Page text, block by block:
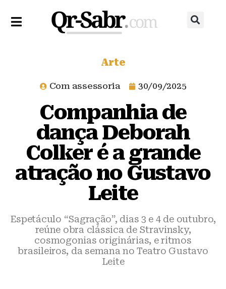
Arte
Com assessoria 30/09/2025
Companhia de
dança Deborah
Colker é a grande
atração no Gustavo
Leite
Espetáculo “Sagração”, dias 3 e 4 de outubro,
reúne obra clássica de Stravinsky,
cosmogonias originárias, e ritmos
brasileiros, da semana no Teatro Gustavo
Leite